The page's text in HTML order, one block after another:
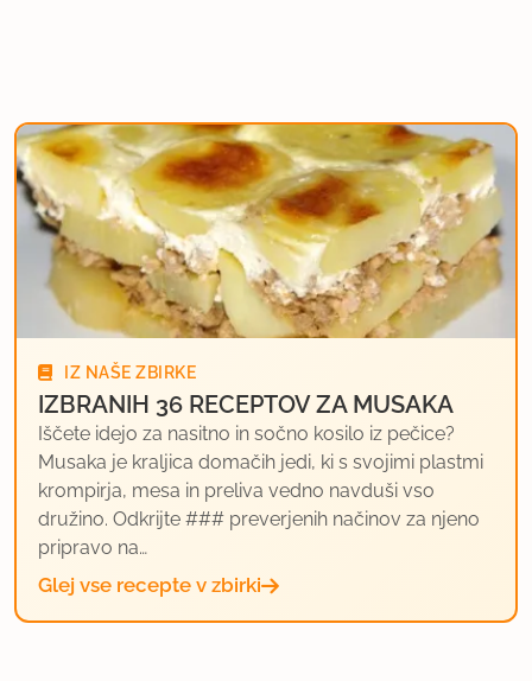
IZ NAŠE ZBIRKE
IZBRANIH 36 RECEPTOV ZA MUSAKA
Iščete idejo za nasitno in sočno kosilo iz pečice?
Musaka je kraljica domačih jedi, ki s svojimi plastmi
krompirja, mesa in preliva vedno navduši vso
družino. Odkrijte ### preverjenih načinov za njeno
pripravo na…
Glej vse recepte v zbirki